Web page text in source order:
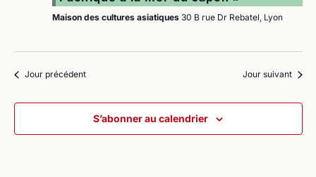
Maison des cultures asiatiques 30 B rue Dr Rebatel, Lyon
Jour précédent Jour suivant
S’abonner au calendrier